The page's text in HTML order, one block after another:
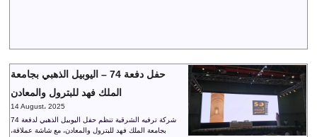
حفل دفعة 74 – اليوبيل الذهبي بجامعة
الملك فهد للبترول والمعادن
14 August، 2025
شركة ترفيه الشرقية تنظم حفل اليوبيل الذهبي لدفعة 74
بجامعة الملك فهد للبترول والمعادن، مع شاشة عملاقة،